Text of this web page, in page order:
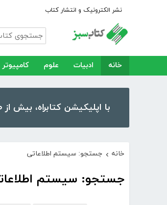
نشر الکترونیک و انتشار کتاب
خانه ادبیات علوم کامپیوتر
با اپلیکیشن کتابراه، بیش از ۵۰،۰۰۰ کتاب، کتاب صوتی و رمان را در موبایل و تبلت خود داشته باشید!
خانه › جستجو: سیستم اطلاعاتی
جستجو: سیستم